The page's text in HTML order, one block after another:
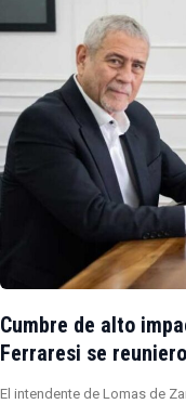
Cumbre de alto
Ferraresi se
El intendente de Lomas de